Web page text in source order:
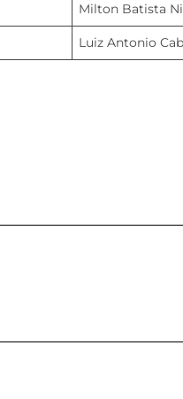
Milton Batista
Luiz Antonio